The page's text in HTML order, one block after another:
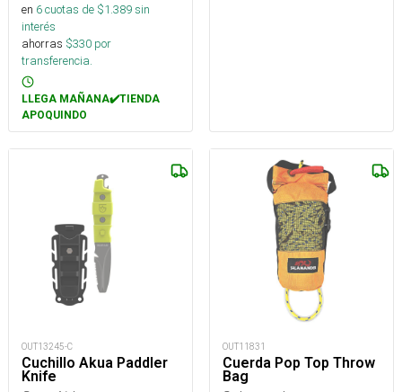
en 6cuotas de $1.389sin
interés
ahorras $330 por
transferencia.
LLEGA MAÑANA✔️TIENDA
APOQUINDO
OUT13245-C
Cuchillo Akua Paddler
Knife
OUT11831
Cuerda Pop Top Throw
Bag